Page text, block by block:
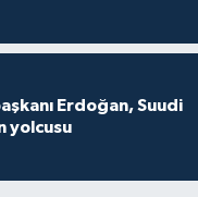
Erdoğan, Suudi
yolcusu